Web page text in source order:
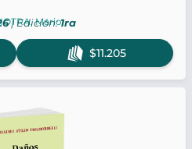
Mario
| Edición:1ra
$11.205